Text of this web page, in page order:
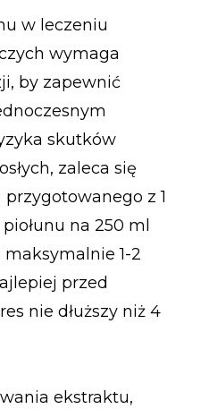
w leczeniu
wymaga
by zapewnić
skutków
zaleca się
z 1
na 250 ml
1-2
przed
nie dłuższy niż 4
ekstraktu,